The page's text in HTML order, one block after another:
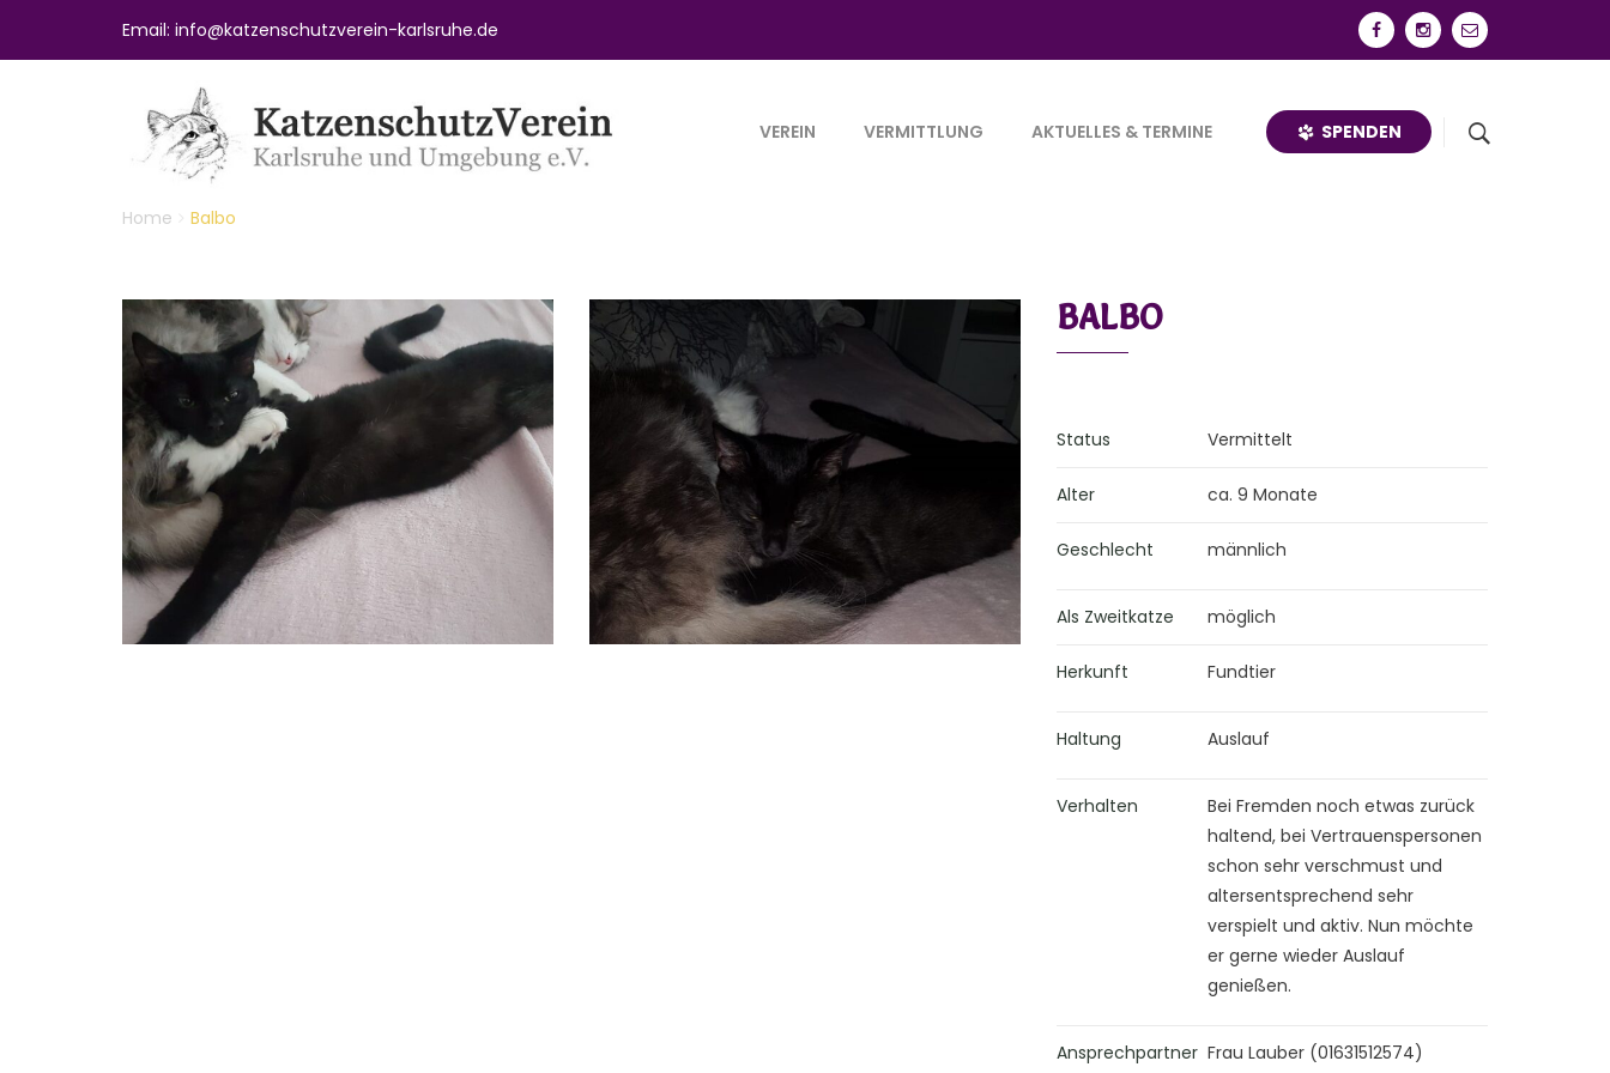
Email: info@katzenschutzverein-karlsruhe.de
VEREIN VERMITTLUNG AKTUELLES & TERMINE SPENDEN
Home Balbo
BALBO
Status Vermittelt
Alter ca. 9 Monate
Geschlecht männlich
Als Zweitkatze möglich
Herkunft Fundtier
Haltung Auslauf
Verhalten
Bei Fremden noch etwas zurück
haltend, bei Vertrauenspersonen
schon sehr verschmust und
altersentsprechend sehr
verspielt und aktiv. Nun möchte
er gerne wieder Auslauf
genießen.
Ansprechpartner Frau Lauber (01631512574)